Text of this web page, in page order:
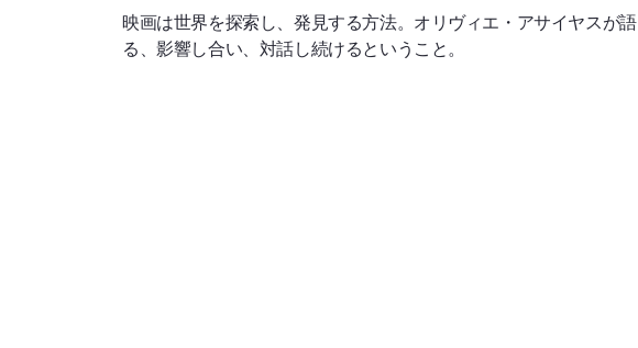
映画は世界を探索し、発見する方法。オリヴィエ・アサイヤスが語
る、影響し合い、対話し続けるということ。